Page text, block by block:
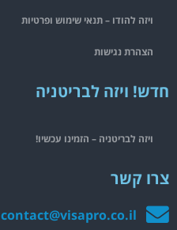
ויזה להודו – תנאי שימוש ופרטיות
הצהרת נגישות
חדש! ויזה לבריטניה
ויזה לבריטניה – הזמינו עכשיו!
צרו קשר
contact@visapro.co.il